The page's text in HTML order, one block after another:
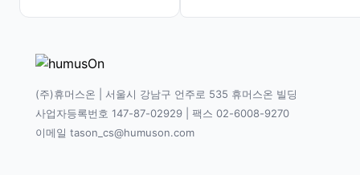
(주)휴머스온 | 서울시 강남구 언주로 535 휴머스온 빌딩
사업자등록번호 147-87-02929 | 팩스 02-6008-9270
이메일 tason_cs@humuson.com